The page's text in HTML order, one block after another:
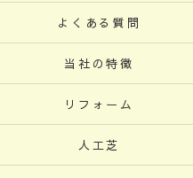
よくある質問
当社の特徴
リフォーム
人工芝